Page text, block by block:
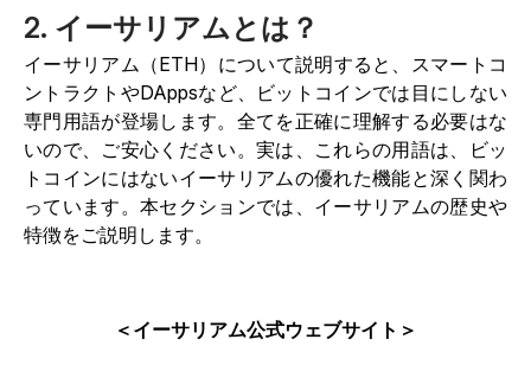
2. イーサリアムとは？
イーサリアム（ETH）について説明すると、スマートコ
ントラクトやDAppsなど、ビットコインでは目にしない
専門用語が登場します。全てを正確に理解する必要はな
いので、ご安心ください。実は、これらの用語は、ビッ
トコインにはないイーサリアムの優れた機能と深く関わ
っています。本セクションでは、イーサリアムの歴史や
特徴をご説明します。
＜イーサリアム公式ウェブサイト＞